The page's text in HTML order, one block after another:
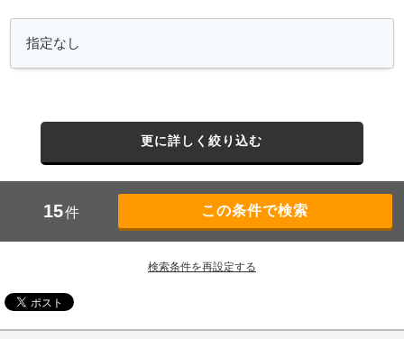
更に詳しく絞り込む
15件
検索条件を再設定する